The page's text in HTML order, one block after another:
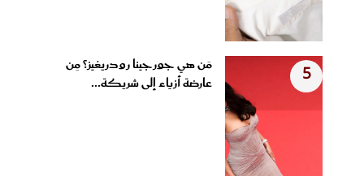
5
مَن هي جورجينا رودريغيز؟ مِن
عارضة أزياء إلى شريكة...